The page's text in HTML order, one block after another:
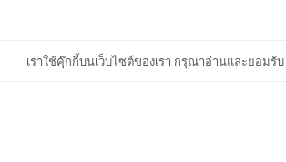
เราใช้คุ๊กกี้บนเว็บไซต์ของเรา กรุณาอ่านและยอมรับ